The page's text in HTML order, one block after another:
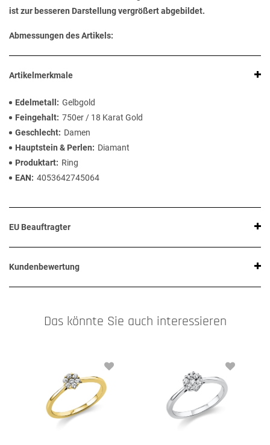
ist zur besseren Darstellung vergrößert abgebildet.
Abmessungen des Artikels:
Artikelmerkmale
Edelmetall
Gelbgold
Feingehalt 750er / 18 Karat Gold
Geschlecht
Damen
Hauptstein & Perlen
Diamant
Produktart
Ring
EAN
4053642745064
EU Beauftragter
Kundenbewertung
Das könnte Sie auch interessieren